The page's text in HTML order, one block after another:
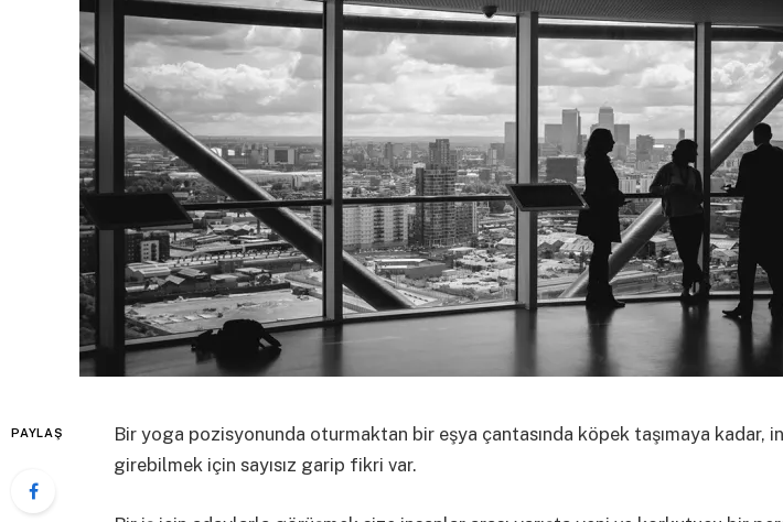
PAYLAŞ
Bir yoga pozisyonunda oturmaktan bir eşya çantasında köpek taşımaya kadar,
girebilmek için sayısız garip fikri var.